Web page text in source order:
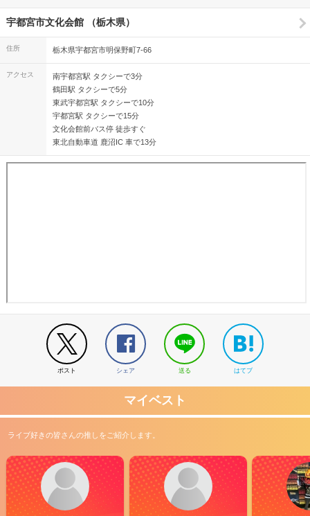
宇都宮市文化会館 （栃木県）
住所 栃木県宇都宮市明保野町7-66
アクセス
南宇都宮駅 タクシーで3分
鶴田駅 タクシーで5分
東武宇都宮駅 タクシーで10分
宇都宮駅 タクシーで15分
文化会館前バス停 徒歩すぐ
東北自動車道 鹿沼IC 車で13分
ポスト シェア 送る はてブ
マイベスト
ライブ好きの皆さんの推しをご紹介します。